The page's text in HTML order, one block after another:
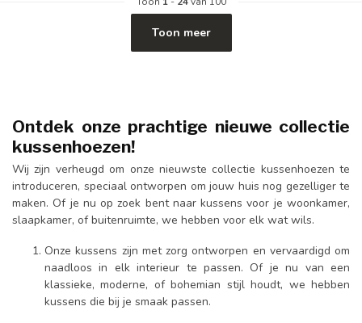
Toon meer
Ontdek onze prachtige nieuwe collectie
kussenhoezen!
Wij zijn verheugd om onze nieuwste collectie kussenhoezen te
introduceren, speciaal ontworpen om jouw huis nog gezelliger te
maken. Of je nu op zoek bent naar kussens voor je woonkamer,
slaapkamer, of buitenruimte, we hebben voor elk wat wils.
Onze kussens zijn met zorg ontworpen en vervaardigd om
naadloos in elk interieur te passen. Of je nu van een
klassieke, moderne, of bohemian stijl houdt, we hebben
kussens die bij je smaak passen.